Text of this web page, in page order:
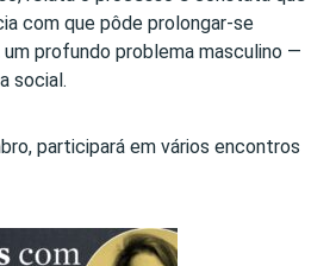
com que pôde prolongar-se
profundo problema masculino —
social.
participará em vários encontros